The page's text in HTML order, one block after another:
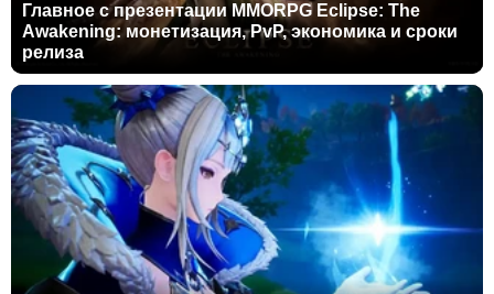
Главное с презентации MMORPG Eclipse: The
Awakening: монетизация, PvP, экономика и сроки
релиза